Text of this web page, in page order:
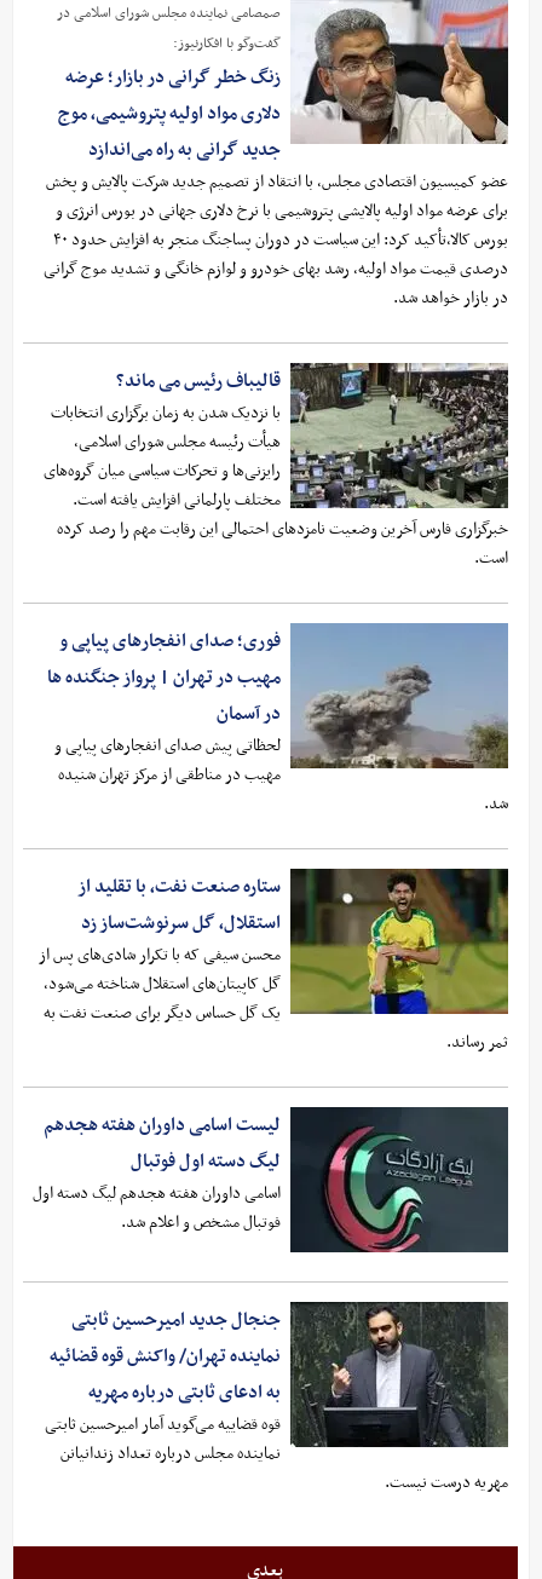
صمصامی نماینده مجلس شورای اسلامی در
گفت‌وگو با افکارنیوز:
زنگ خطر گرانی در بازار؛ عرضه
دلاری مواد اولیه پتروشیمی، موج
جدید گرانی به راه می‌اندازد
عضو کمیسیون اقتصادی مجلس، با انتقاد از تصمیم جدید شرکت پالایش و پخش
برای عرضه مواد اولیه پالایشی پتروشیمی با نرخ دلاری جهانی در بورس انرژی و
بورس کالا،تأکید کرد: این سیاست در دوران پساجنگ منجر به افزایش حدود ۴۰
درصدی قیمت مواد اولیه، رشد بهای خودرو و لوازم خانگی و تشدید موج گرانی
در بازار خواهد شد.
قالیباف رئیس می ماند؟
با نزدیک شدن به زمان برگزاری انتخابات
هیأت رئیسه مجلس شورای اسلامی،
رایزنی‌ها و تحرکات سیاسی میان گروه‌های
مختلف پارلمانی افزایش یافته است.
خبرگزاری فارس آخرین وضعیت نامزدهای احتمالی این رقابت مهم را رصد کرده
است.
فوری؛ صدای انفجارهای پیاپی و
مهیب در تهران | پرواز جنگنده ها
در آسمان‌
لحظاتی پیش صدای انفجارهای پیاپی و
مهیب در مناطقی از مرکز تهران شنیده
شد.
ستاره صنعت نفت، با تقلید از
استقلال، گل سرنوشت‌ساز زد
محسن سیفی که با تکرار شادی‌های پس از
گل کاپیتان‌های استقلال شناخته می‌شود،
یک گل حساس دیگر برای صنعت نفت به
ثمر رساند.
لیست اسامی داوران هفته هجدهم
لیگ دسته اول فوتبال
اسامی داوران هفته هجدهم لیگ دسته اول
فوتبال مشخص و اعلام شد.
جنجال جدید امیرحسین ثابتی
نماینده تهران/ واکنش قوه قضائیه
به ادعای ثابتی درباره مهریه
قوه قضاییه می‌گوید آمار امیرحسین ثابتی
نماینده مجلس درباره تعداد زندانیانن
مهریه درست نیست.
بعدی